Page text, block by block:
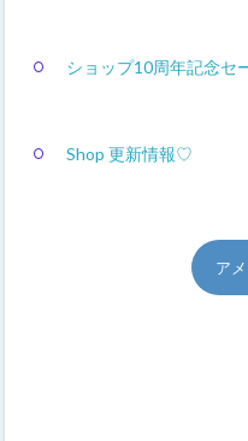
ショップ10周年記念セ
Shop 更新情報♡
ア